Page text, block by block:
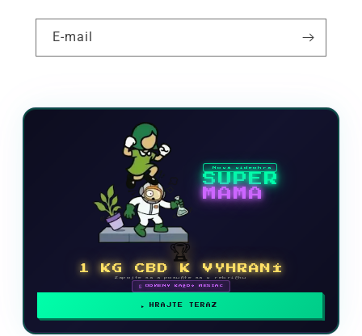
E-mail
Nová videohra
SUPER
MAMA
🏆
1 KG CBD K VYHRANÍ
Zapojte sa a posuňte sa v rebríčku
🗓 ODMENY KAŽDÝ MESIAC
HRAJTE TERAZ